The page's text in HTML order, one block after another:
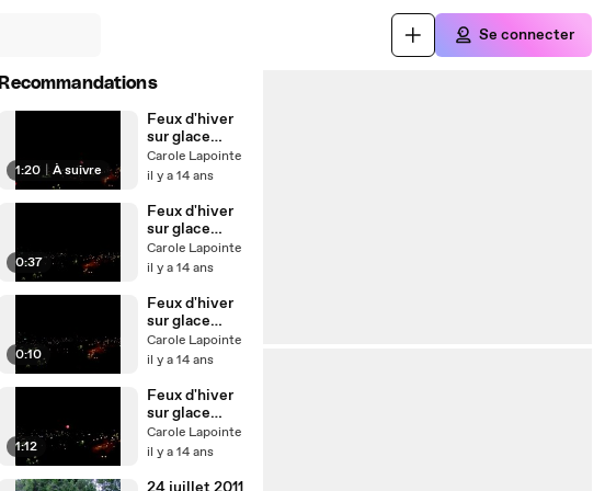
Se connecter
Recommandations
1:20 | À suivre
Feux d'hiver
sur glace
Telus de
Montréal du
-4
Carole Lapointe
il y a 14 ans
0:37
Feux d'hiver
sur glace
Telus de
Montréal du
-3
Carole Lapointe
il y a 14 ans
0:10
Feux d'hiver
sur glace
Telus de
Montréal du
-2
Carole Lapointe
il y a 14 ans
1:12
Feux d'hiver
sur glace
Telus de
Montréal du
Carole Lapointe
il y a 14 ans